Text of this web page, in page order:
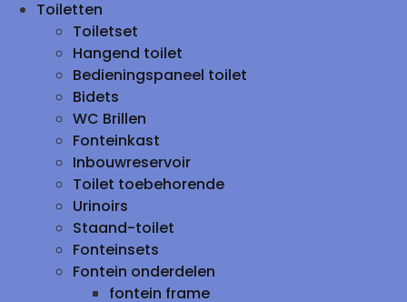
Toiletten
Toiletset
Hangend toilet
Bedieningspaneel toilet
Bidets
WC Brillen
Fonteinkast
Inbouwreservoir
Toilet toebehorende
Urinoirs
Staand-toilet
Fonteinsets
Fontein onderdelen
fontein frame